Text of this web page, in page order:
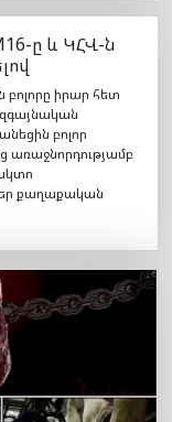
իրար հետ
բոլոր
քաղաքական